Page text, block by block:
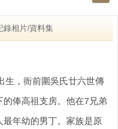
錄相片/資料集
生，衙前圍吳氏廿六世傳
的俸高祖支房。他在7兄弟
年幼的男丁。家族是原